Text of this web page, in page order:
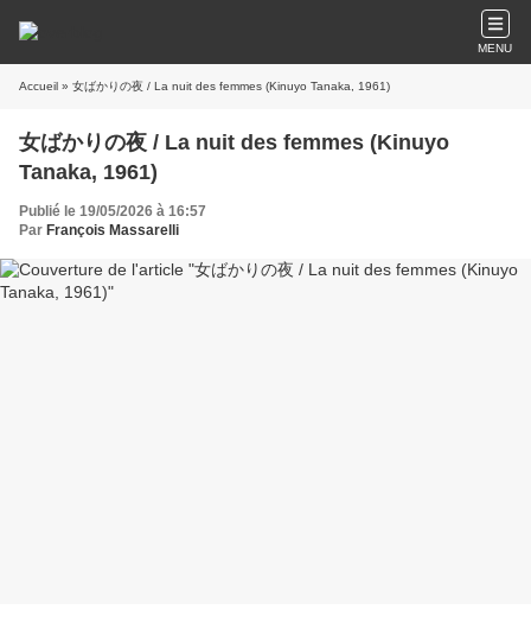
MENU
Accueil » 女ばかりの夜 / La nuit des femmes (Kinuyo Tanaka, 1961)
女ばかりの夜 / La nuit des femmes (Kinuyo
Tanaka, 1961)
Publié le 19/05/2026 à 16:57
Par François Massarelli